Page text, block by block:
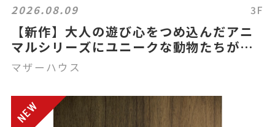
2026.08.09 3F
【新作】大人の遊び心をつめ込んだアニ
マルシリーズにユニークな動物たちが仲
間入り
マザーハウス